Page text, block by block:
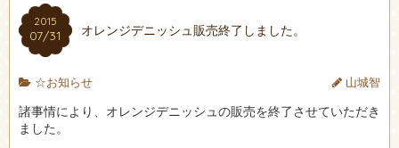
2015
07/31 オレンジデニッシュ販売終了しました。
☆お知らせ 山城智
諸事情により、オレンジデニッシュの販売を終了させていただき
ました。